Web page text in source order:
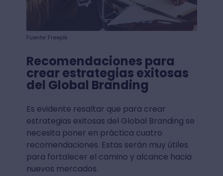
Fuente: Freepik
Recomendaciones para
crear estrategias exitosas
del Global Branding
Es evidente resaltar que para crear
estrategias exitosas del Global Branding se
necesita poner en práctica cuatro
recomendaciones. Estas serán muy útiles
para fortalecer el camino y alcance hacia
nuevos mercados.